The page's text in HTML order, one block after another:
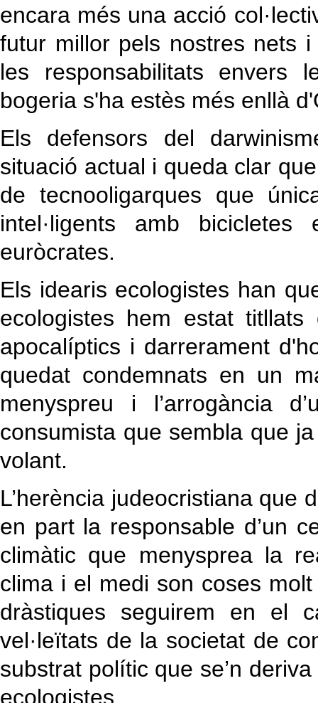
encara més una acció
futur millor pels nostres nets
les responsabilitats envers
bogeria s'ha estès més enllà
Els defensors del
situació actual i queda clar
de tecnooligarques que
intel·ligents amb
euròcrates.
Els idearis ecologistes han
ecologistes hem estat
apocalíptics i darrerament
quedat condemnats en un
menyspreu i l’arrogància
consumista que sembla que
volant.
L’herència judeocristiana que
en part la responsable d’un
climàtic que menysprea la
clima i el medi son coses
dràstiques seguirem en el
vel·leïtats de la societat de
substrat polític que se’n
ecologistes.